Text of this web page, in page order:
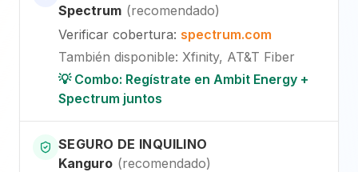
Spectrum (recomendado)
Verificar cobertura: spectrum.com
También disponible: Xfinity, AT&T Fiber
💡 Combo: Regístrate en Ambit Energy +
Spectrum juntos
SEGURO DE INQUILINO
Kanguro (recomendado)